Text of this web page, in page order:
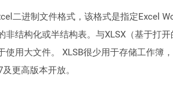
二进制文件格式，该格式是指定Excel
非结构化或半结构表。与XLSX（基于打
使用大文件。 XLSB很少用于存储工作簿
更高版本开放。